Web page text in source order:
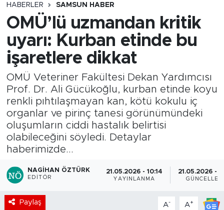
HABERLER SAMSUN HABER
OMÜ’lü uzmandan kritik
uyarı: Kurban etinde bu
işaretlere dikkat
OMÜ Veteriner Fakültesi Dekan Yardımcısı
Prof. Dr. Ali Gücükoğlu, kurban etinde koyu
renkli pıhtılaşmayan kan, kötü kokulu iç
organlar ve pirinç tanesi görünümündeki
oluşumların ciddi hastalık belirtisi
olabileceğini söyledi. Detaylar
haberimizde...
NAGIHAN ÖZTÜRK
EDITÖR
21.05.2026 - 10:14
YAYINLANMA
21.05.2026 -
Paylaş A- A+
Trafik Durumu
Süper Lig Puan Durumu ve Fikstür
Tüm Manşetler
Son Dakika Haberleri
Haber Arşivi